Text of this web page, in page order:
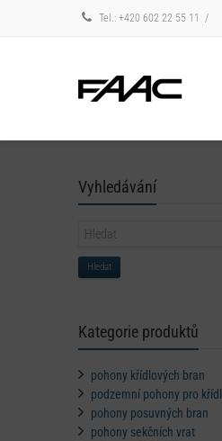
Tel.: +420 602 22 55 11 /
Vyhledávání
Hledat
Kategorie produktů
pohony křídlových bran
podzemní pohony pro
pohony posuvných bran
pohony sekčních vrat